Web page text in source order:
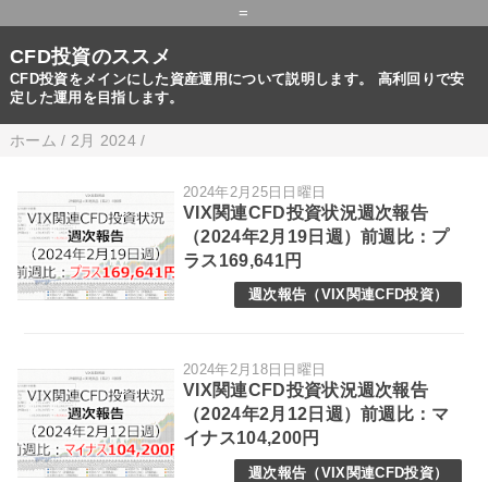
=
CFD投資のススメ
CFD投資をメインにした資産運用について説明します。 高利回りで安
定した運用を目指します。
ホーム / 2月 2024 /
2024年2月25日日曜日
VIX関連CFD投資状況週次報告
（2024年2月19日週）前週比：プ
ラス169,641円
週次報告（VIX関連CFD投資）
2024年2月18日日曜日
VIX関連CFD投資状況週次報告
（2024年2月12日週）前週比：マ
イナス104,200円
週次報告（VIX関連CFD投資）